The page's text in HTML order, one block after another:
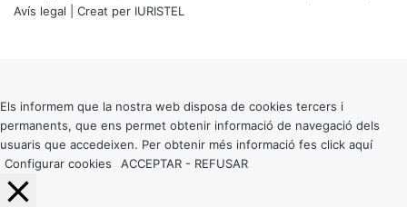
Avís legal | Creat per IURISTEL
button
Els informem que la nostra web disposa de cookies tercers i
permanents, que ens permet obtenir informació de navegació dels
usuaris que accedeixen. Per obtenir més informació fes click aquí
Configurar cookies
ACCEPTAR - REFUSAR